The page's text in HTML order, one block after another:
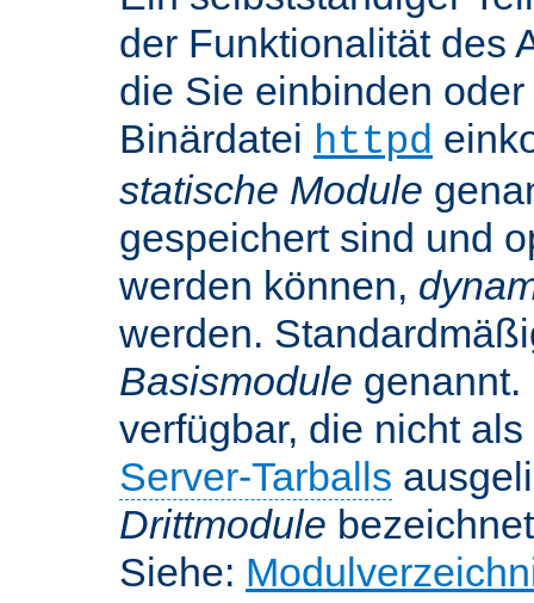
der Funktionalität des
die Sie einbinden
Binärdatei httpd
statische Module
gespeichert sind und
werden können,
werden.
Basismodule genannt.
verfügbar, die nicht
Server-Tarballs
Drittmodule
Siehe: